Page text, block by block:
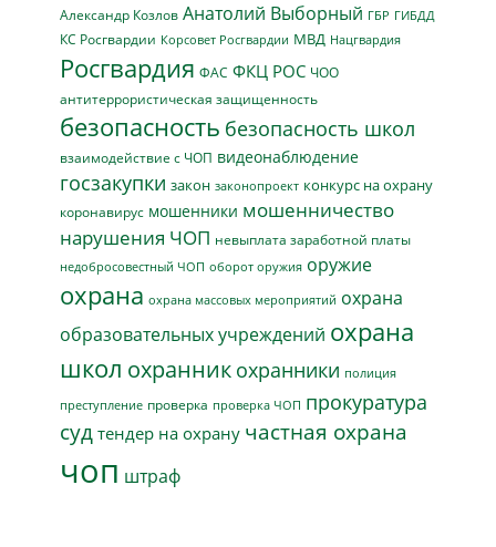
Александр Козлов Анатолий Выборный ГБР ГИБДД
КС Росгвардии Корсовет Росгвардии МВД Нацгвардия
Росгвардия ФАС ФКЦ РОС ЧОО
антитеррористическая защищенность
безопасность безопасность школ
взаимодействие с ЧОП видеонаблюдение
госзакупки закон законопроект конкурс на охрану
коронавирус мошенники мошенничество
нарушения ЧОП невыплата заработной платы
недобросовестный ЧОП оборот оружия оружие
охрана охрана массовых мероприятий охрана
образовательных учреждений охрана
школ охранник охранники полиция
преступление проверка проверка ЧОП прокуратура
суд тендер на охрану частная охрана
чоп штраф